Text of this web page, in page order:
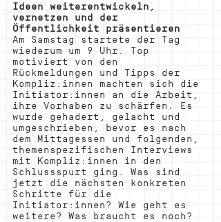
Ideen weiterentwickeln,
vernetzen und der
Öffentlichkeit präsentieren
Am Samstag startete der Tag
wiederum um 9 Uhr. Top
motiviert von den
Rückmeldungen und Tipps der
Kompliz:innen machten sich die
Initiator:innen an die Arbeit,
ihre Vorhaben zu schärfen. Es
wurde gehadert, gelacht und
umgeschrieben, bevor es nach
dem Mittagessen und folgenden,
themenspezifischen Interviews
mit Kompliz:innen in den
Schlussspurt ging. Was sind
jetzt die nächsten konkreten
Schritte für die
Initiator:innen? Wie geht es
weitere? Was braucht es noch?